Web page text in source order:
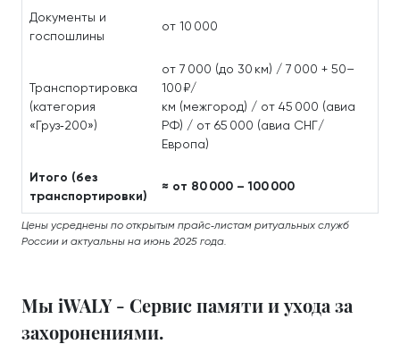
Документы и
госпошлины
от 10 000
Транспортировка
(категория
«Груз‑200»)
от 7 000 (до 30 км) / 7 000 + 50–
100 ₽/
км (межгород) / от 45 000 (авиа
РФ) / от 65 000 (авиа СНГ/
Европа)
Итого (без
транспортировки)
≈ от 80 000 – 100 000
Цены усреднены по открытым прайс‑листам ритуальных служб
России и актуальны на июнь 2025 года.
Мы iWALY - Сервис памяти и ухода за
захоронениями.